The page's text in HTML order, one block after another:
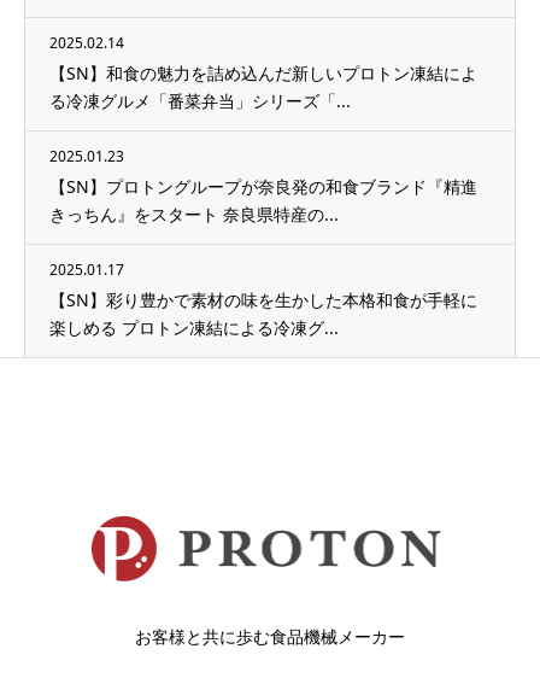
2025.02.14
【SN】和食の魅力を詰め込んだ新しいプロトン凍結によ
る冷凍グルメ「番菜弁当」シリーズ「...
2025.01.23
【SN】プロトングループが奈良発の和食ブランド『精進
きっちん』をスタート 奈良県特産の...
2025.01.17
【SN】彩り豊かで素材の味を生かした本格和食が手軽に
楽しめる プロトン凍結による冷凍グ...
お客様と共に歩む食品機械メーカー